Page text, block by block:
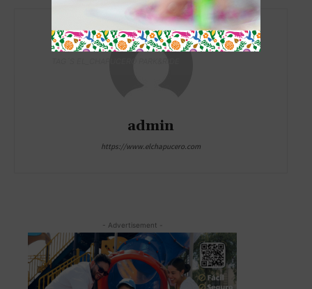
admin
https://www.elchapucero.com
- Advertisement -